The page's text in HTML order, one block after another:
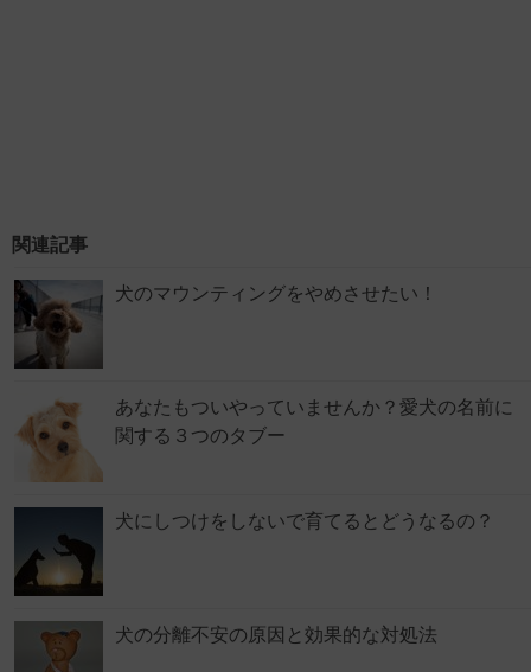
関連記事
犬のマウンティングをやめさせたい！
あなたもついやっていませんか？愛犬の名前に
関する３つのタブー
犬にしつけをしないで育てるとどうなるの？
犬の分離不安の原因と効果的な対処法